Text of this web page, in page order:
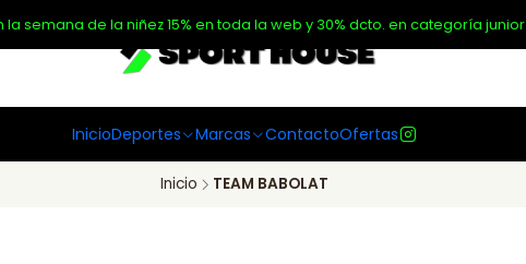
InicioDeportes Marcas ContactoOfertas
la semana de la niñez 15% en toda la web y 30% dcto. en categoría junior
Inicio TEAM BABOLAT